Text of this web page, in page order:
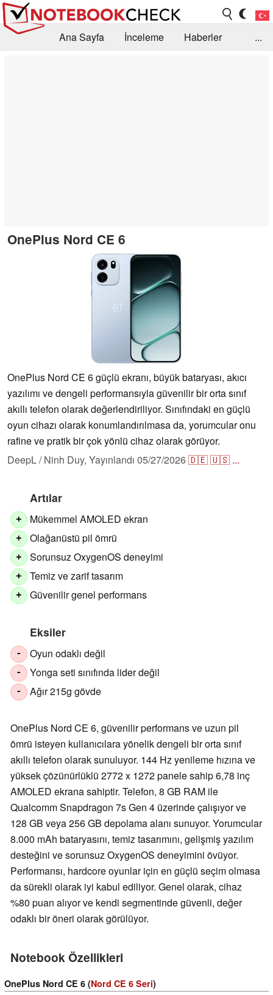
Ana Sayfa İnceleme
Haberler
...
OnePlus Nord CE 6
OnePlus Nord CE 6 güçlü ekranı, büyük bataryası, akıcı
yazılımı ve dengeli performansıyla güvenilir bir orta sınıf
akıllı telefon olarak değerlendiriliyor. Sınıfındaki en güçlü
oyun cihazı olarak konumlandırılmasa da, yorumcular onu
rafine ve pratik bir çok yönlü cihaz olarak görüyor.
DeepL / Ninh Duy, Yayınlandı 05/27/2026🇩🇪🇺🇸 ...
Artılar
+ Mükemmel AMOLED ekran
+ Olağanüstü pil ömrü
+ Sorunsuz OxygenOS deneyimi
+ Temiz ve zarif tasarım
+ Güvenilir genel performans
Eksiler
- Oyun odaklı değil
- Yonga seti sınıfında lider değil
- Ağır 215g gövde
OnePlus Nord CE 6, güvenilir performans ve uzun pil
ömrü isteyen kullanıcılara yönelik dengeli bir orta sınıf
akıllı telefon olarak sunuluyor. 144 Hz yenileme hızına ve
yüksek çözünürlüklü 2772 x 1272 panele sahip 6,78 inç
AMOLED ekrana sahiptir. Telefon, 8 GB RAM ile
Qualcomm Snapdragon 7s Gen 4 üzerinde çalışıyor ve
128 GB veya 256 GB depolama alanı sunuyor. Yorumcular
8.000 mAh bataryasını, temiz tasarımını, gelişmiş yazılım
desteğini ve sorunsuz OxygenOS deneyimini övüyor.
Performansı, hardcore oyunlar için en güçlü seçim olmasa
da sürekli olarak iyi kabul ediliyor. Genel olarak, cihaz
%80 puan alıyor ve kendi segmentinde güvenli, değer
odaklı bir öneri olarak görülüyor.
Notebook Özellikleri
OnePlus Nord CE 6 (Nord CE 6 Seri)